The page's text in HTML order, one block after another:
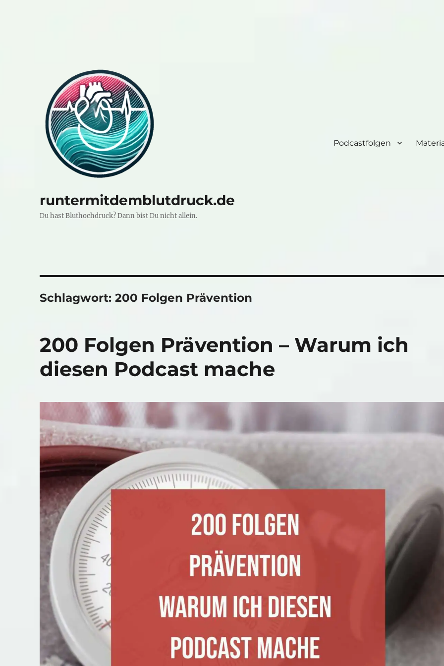
runtermitdemblutdruck.de
Du hast Bluthochdruck? Dann bist Du nicht allein.
Podcastfolgen
Schlagwort:200 Folgen Prävention
200 Folgen Prävention – Warum ich
diesen Podcast mache